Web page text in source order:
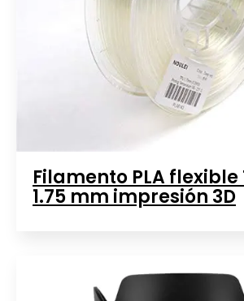
Filamento PLA flexible
1.75 mm impresión 3D